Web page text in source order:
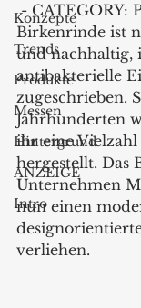
Konzepte
Trends
Produkte
Messen
Hintergrund
ANZEIGE
Intro
- CATEGORY: PRODUKTE -
Birkenrinde ist
und nachhaltig,
antibakterielle
zugeschrieben.
Jahrhunderten
ihr eine
hergestellt. Das
Unternehmen
nun einen
verliehen.